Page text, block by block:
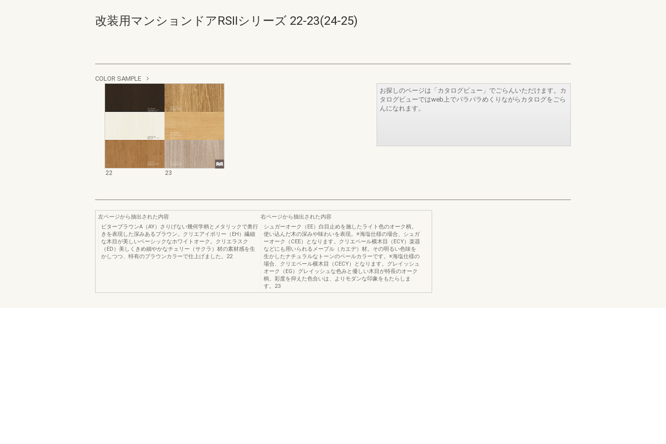
改装用マンションドアRSIIシリーズ 22-23(24-25)
COLOR SAMPLE
22 23
お探しのページは「カタログビュー」でごらんいただけます。カ
タログビューではweb上でパラパラめくりながらカタログをごら
んになれます。
左ページから抽出された内容
ビターブラウンA（AY）さりげない幾何学柄とメタリックで奥行
きを表現した深みあるブラウン。クリエアイボリー（EH）繊細
な木目が美しいベーシックなホワイトオーク。クリエラスク
（ED）美しくきめ細やかなチェリー（サクラ）材の素材感を生
かしつつ、特有のブラウンカラーで仕上げました。22
右ページから抽出された内容
シュガーオーク（EE）白目止めを施したライト色のオーク柄。
使い込んだ木の深みや味わいを表現。※海塩仕様の場合、シュガ
ーオーク（CEE）となります。クリエペール横木目（ECY）楽器
などにも用いられるメープル（カエデ）材。その明るい色味を
生かしたナチュラルなトーンのペールカラーです。※海塩仕様の
場合、クリエペール横木目（CECY）となります。グレイッシュ
オーク（EG）グレイッシュな色みと優しい木目が特長のオーク
柄。彩度を抑えた色合いは、よりモダンな印象をもたらしま
す。23